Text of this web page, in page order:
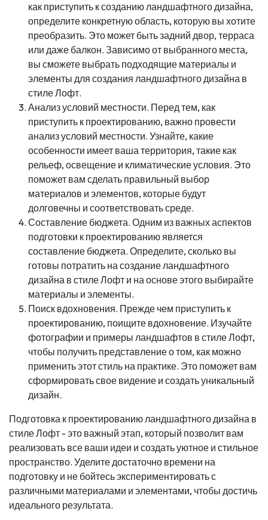
как приступить к созданию ландшафтного дизайна,
определите конкретную область, которую вы хотите
преобразить. Это может быть задний двор, терраса
или даже балкон. Зависимо от выбранного места,
вы сможете выбрать подходящие материалы и
элементы для создания ландшафтного дизайна в
стиле Лофт.
Анализ условий местности. Перед тем, как
приступить к проектированию, важно провести
анализ условий местности. Узнайте, какие
особенности имеет ваша территория, такие как
рельеф, освещение и климатические условия. Это
поможет вам сделать правильный выбор
материалов и элементов, которые будут
долговечны и соответствовать среде.
Составление бюджета. Одним из важных аспектов
подготовки к проектированию является
составление бюджета. Определите, сколько вы
готовы потратить на создание ландшафтного
дизайна в стиле Лофт и на основе этого выбирайте
материалы и элементы.
Поиск вдохновения. Прежде чем приступить к
проектированию, поищите вдохновение. Изучайте
фотографии и примеры ландшафтов в стиле Лофт,
чтобы получить представление о том, как можно
применить этот стиль на практике. Это поможет вам
сформировать свое видение и создать уникальный
дизайн.
Подготовка к проектированию ландшафтного дизайна в
стиле Лофт - это важный этап, который позволит вам
реализовать все ваши идеи и создать уютное и стильное
пространство. Уделите достаточно времени на
подготовку и не бойтесь экспериментировать с
различными материалами и элементами, чтобы достичь
идеального результата.